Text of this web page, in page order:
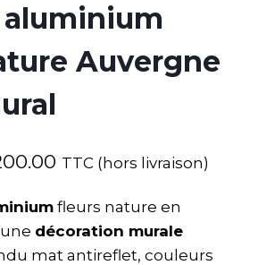
aluminium
Auvergne
TTC (hors livraison)
fleurs nature en
décoration murale
mat antireflet, couleurs